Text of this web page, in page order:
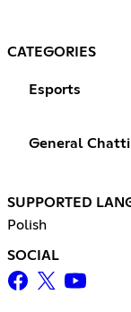
CATEGORIES
Esports
General
SUPPORTED
Polish
SOCIAL